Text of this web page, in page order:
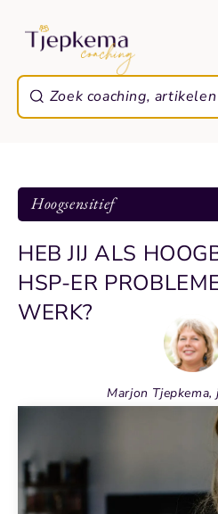
Hoogsensitief
HEB JIJ ALS
HSP-ER
WERK?
Marjon